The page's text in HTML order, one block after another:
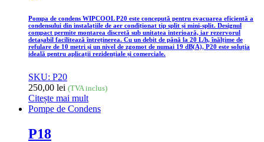
Pompa de condens WIPCOOL P20 este concepută pentru evacuarea eficientă a
condensului din instalațiile de aer condiționat tip split și mini-split. Designul
compact permite montarea discretă sub unitatea interioară, iar rezervorul
detașabil facilitează întreținerea. Cu un debit de până la 20 L/h, înălțime de
refulare de 10 metri și un nivel de zgomot de numai 19 dB(A), P20 este soluția
ideală pentru aplicații rezidențiale și comerciale.
SKU: P20
250,00 lei (TVA inclus)
Citește mai mult
Pompe de Condens
P18